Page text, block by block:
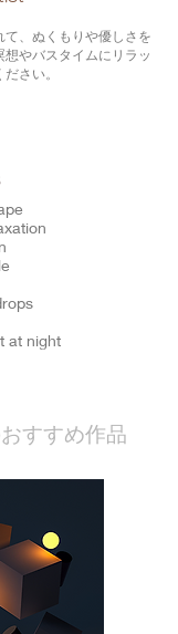
、ぬくもりや優しさを
やバスタイムにリラッ
さい。
at night
すすめ作品